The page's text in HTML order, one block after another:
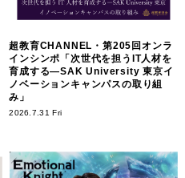
超教育CHANNEL・第205回オンラ
インシンポ「次世代を担うIT人材を
育成する―SAK University 東京イ
ノベーションキャンパスの取り組
み」
2026.7.31 Fri